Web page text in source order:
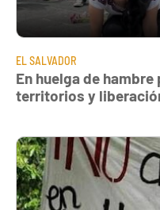
EL SALVADOR
En huelga de
territorios y